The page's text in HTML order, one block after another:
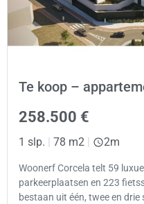
Te koop –
258.500 €
1 slp. 78 m2 2m
Woonerf Corcela telt 59
parkeerplaatsen en 223
bestaan uit één, twee en